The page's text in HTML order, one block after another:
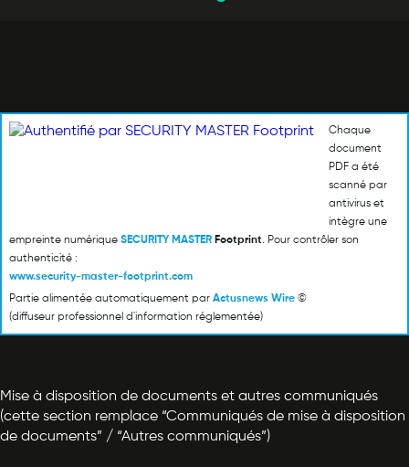
Chaque
document
PDF a été
scanné par
antivirus et
intègre une
empreinte numérique SECURITY MASTER Footprint. Pour contrôler son
authenticité :
www.security-master-footprint.com
Partie alimentée automatiquement par Actusnews Wire ©
(diffuseur professionnel d'information réglementée)
Mise à disposition de documents et autres communiqués
(cette section remplace “Communiqués de mise à disposition
de documents” / “Autres communiqués”)